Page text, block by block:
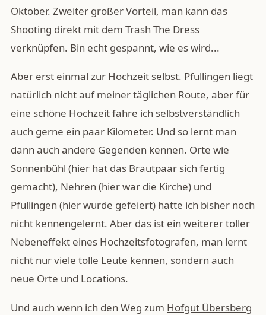
Oktober. Zweiter großer Vorteil, man kann das
Shooting direkt mit dem Trash The Dress
verknüpfen. Bin echt gespannt, wie es wird...
Aber erst einmal zur Hochzeit selbst. Pfullingen liegt
natürlich nicht auf meiner täglichen Route, aber für
eine schöne Hochzeit fahre ich selbstverständlich
auch gerne ein paar Kilometer. Und so lernt man
dann auch andere Gegenden kennen. Orte wie
Sonnenbühl (hier hat das Brautpaar sich fertig
gemacht), Nehren (hier war die Kirche) und
Pfullingen (hier wurde gefeiert) hatte ich bisher noch
nicht kennengelernt. Aber das ist ein weiterer toller
Nebeneffekt eines Hochzeitsfotografen, man lernt
nicht nur viele tolle Leute kennen, sondern auch
neue Orte und Locations.
Und auch wenn ich den Weg zum Hofgut Übersberg